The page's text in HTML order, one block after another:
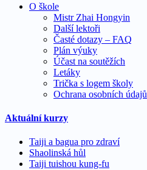
O škole
Mistr Zhai Hongyin
Další lektoři
Časté dotazy – FAQ
Plán výuky
Účast na soutěžích
Letáky
Trička s logem školy
Ochrana osobních údajů
Aktuální kurzy
Taiji a bagua pro zdraví
Shaolinská hůl
Taiji tuishou kung-fu